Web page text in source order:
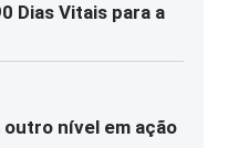
Dias Vitais para a
outro nível em ação